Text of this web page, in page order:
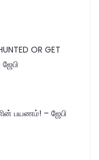
OR GET
பயணம்! – ஜேபி